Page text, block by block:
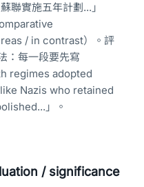
聯實施五年計劃...」
/ in contrast）。評
：每一段要先寫
regimes adopted
Nazis who retained
」。
/ significance